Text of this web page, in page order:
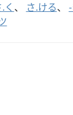
く 、 さ.ける、